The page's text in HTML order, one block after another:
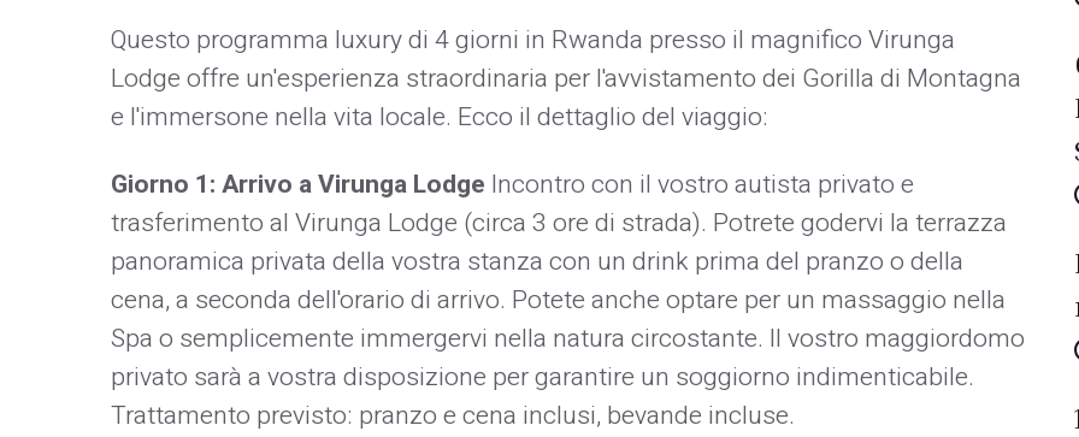
Questo programma luxury di 4 giorni in Rwanda presso il magnifico Virunga
Lodge offre un'esperienza straordinaria per l'avvistamento dei Gorilla di Montagna
e l'immersone nella vita locale. Ecco il dettaglio del viaggio:
Giorno 1: Arrivo a Virunga Lodge Incontro con il vostro autista privato e
trasferimento al Virunga Lodge (circa 3 ore di strada). Potrete godervi la terrazza
panoramica privata della vostra stanza con un drink prima del pranzo o della
cena, a seconda dell'orario di arrivo. Potete anche optare per un massaggio nella
Spa o semplicemente immergervi nella natura circostante. Il vostro maggiordomo
privato sarà a vostra disposizione per garantire un soggiorno indimenticabile.
Trattamento previsto: pranzo e cena inclusi, bevande incluse.